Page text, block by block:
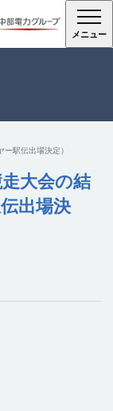
メニュー
駅伝出場決定）
大会の結
出場決